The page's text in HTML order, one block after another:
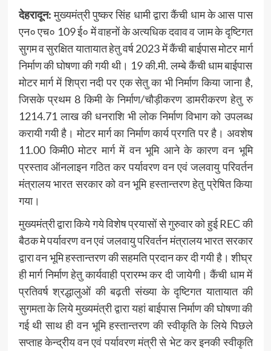
देहरादून:मुख्यमंत्री पुष्कर सिंह धामी द्वारा कैंची धाम के आस पास
एन० एच० 109 ई० में वाहनों के अत्यधिक दवाव व जाम के दृष्टिगत
सुगम व सुरक्षित यातायात हेतु वर्ष 2023 में कैंची बाईपास मोटर मार्ग
निर्माण की घोषणा की गयी थी। 19 की.मी. लम्बे कैंची धाम बाईपास
मोटर मार्ग में शिप्रा नदी पर एक सेतु का भी निर्माण किया जाना है,
जिसके प्रथम 8 किमी के निर्माण/चौड़ीकरण डामरीकरण हेतु रु
1214.71 लाख की धनराशि भी लोक निर्माण विभाग को उपलब्ध
करायी गयी है। मोटर मार्ग का निर्माण कार्य प्रगति पर है। अवशेष
11.00 किमी0 मोटर मार्ग में वन भूमि आने के कारण वन भूमि
प्रस्ताव ऑनलाइन गठित कर पर्यावरण वन एवं जलवायु परिवर्तन
मंत्रालय भारत सरकार को वन भूमि हस्तान्तरण हेतु प्रेषित किया
गया।
मुख्यमंत्री द्वारा किये गये विशेष प्रयासों से गुरुवार को हुई REC की
बैठक मे पर्यावरण वन एवं जलवायु परिवर्तन मंत्रालय भारत सरकार
द्वारा वन भूमि हस्तान्तरण की सहमति प्रदान कर दी गयी है। शीघ्र
ही मार्ग निर्माण हेतु कार्यवाही प्रारम्भ कर दी जायेगी। कैंची धाम में
प्रतिवर्ष श्रद्धालुओं की बढ़ती संख्या के दृष्टिगत यातायात की
सुगमता के लिये मुख्यमंत्री द्वारा यहां बाईपास निर्माण की घोषणा की
गई थी साथ ही वन भूमि हस्तान्तरण की स्वीकृति के लिये पिछले
सप्ताह केन्द्रीय वन एवं पर्यावरण मंत्री से भेट कर इनकी स्वीकृति